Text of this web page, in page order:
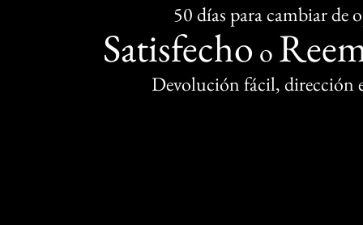
50 días para cambiar de
Satisfecho o
Devolución fácil, dirección